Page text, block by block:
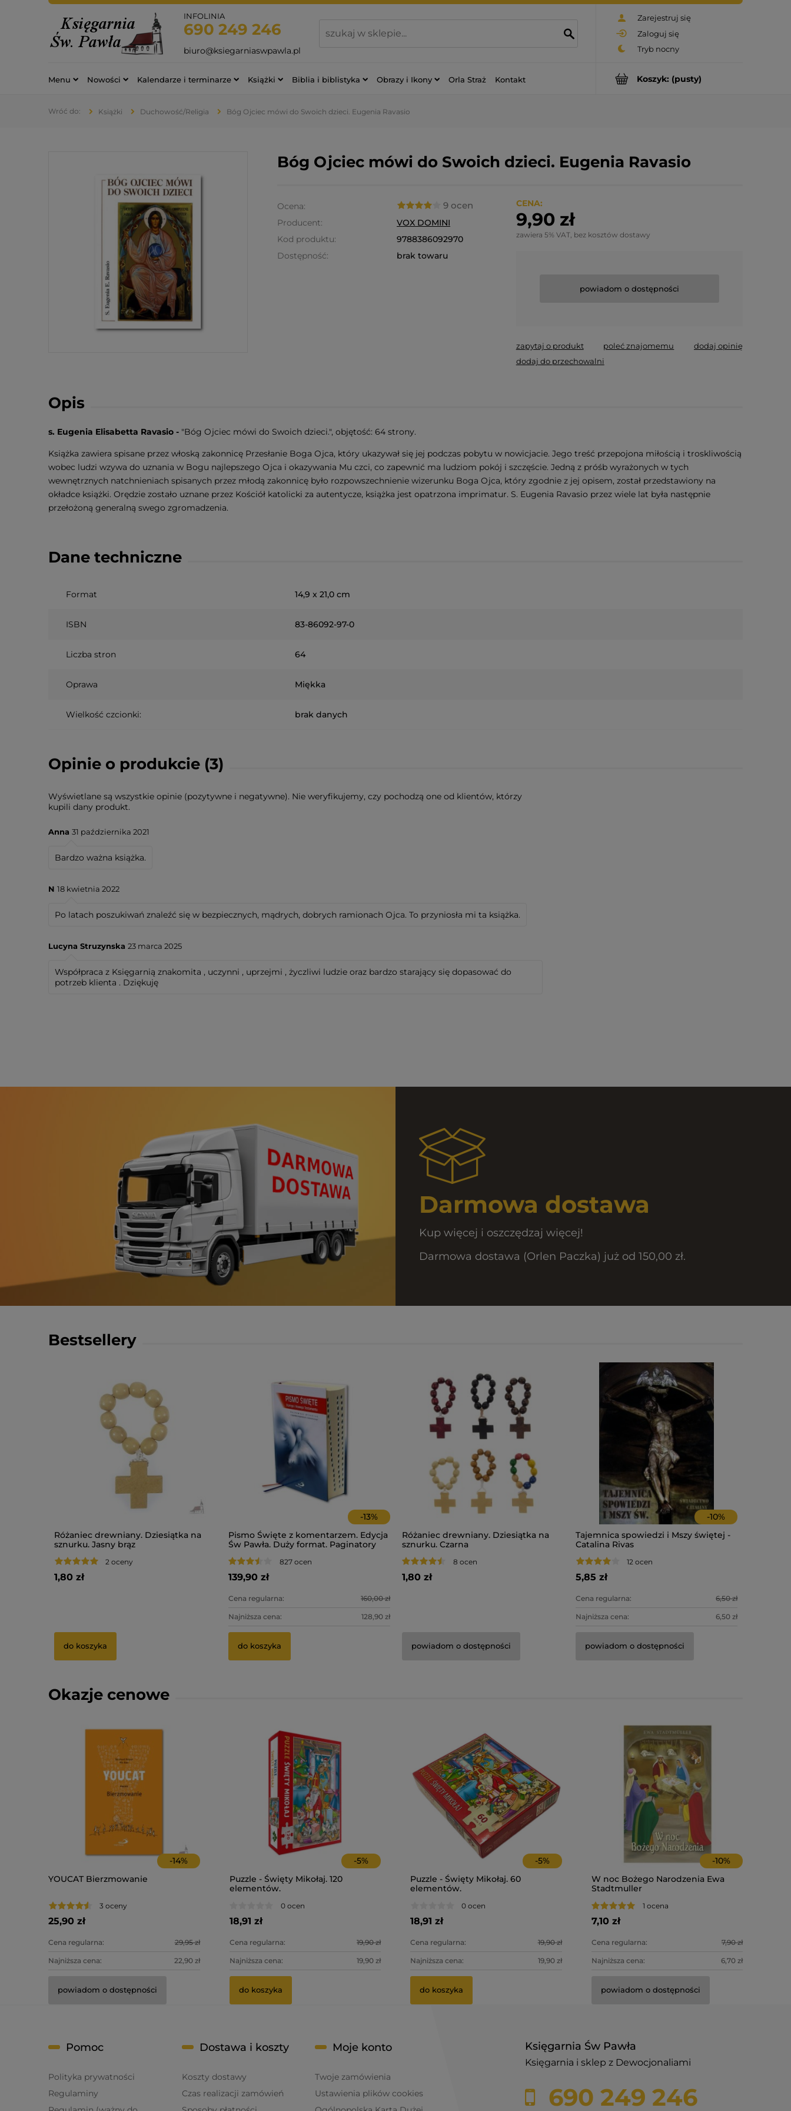
Zarejestruj się
Zaloguj się
INFOLINIA
690 249 246
biuro@ksiegarniaswpawla.pl
Koszyk: (pusty)
Menu Nowości Kalendarze i terminarze Książki Biblia i biblistyka Obrazy i Ikony Orla Straż Kontakt
Książki Duchowość/Religia Bóg Ojciec mówi do Swoich dzieci. Eugenia Ravasio
Bóg Ojciec mówi do Swoich dzieci. Eugenia Ravasio
Ocena: 9 ocen
Producent:
VOX DOMINI
Kod produktu:
9788386092970
Dostępność:
brak towaru
CENA:
9,90 zł
zawiera 5% VAT, bez kosztów dostawy
powiadom o dostępności
zapytaj o produkt poleć znajomemu
dodaj opinię
dodaj do przechowalni
Opis
s. Eugenia Elisabetta Ravasio - "Bóg Ojciec mówi do Swoich dzieci.", objętość: 64 strony.
Książka zawiera spisane przez włoską zakonnicę Przesłanie Boga Ojca, który ukazywał się jej podczas pobytu w nowicjacie. Jego treść przepojona miłością i troskliwością
wobec ludzi wzywa do uznania w Bogu najlepszego Ojca i okazywania Mu czci, co zapewnić ma ludziom pokój i szczęście. Jedną z próśb wyrażonych w tych
wewnętrznych natchnieniach spisanych przez młodą zakonnicę było rozpowszechnienie wizerunku Boga Ojca, który zgodnie z jej opisem, został przedstawiony na
okładce książki. Orędzie zostało uznane przez Kościół katolicki za autentycze, książka jest opatrzona imprimatur. S. Eugenia Ravasio przez wiele lat była następnie
przełożoną generalną swego zgromadzenia.
Dane techniczne
Format 14,9 x 21,0 cm
ISBN 83-86092-97-0
Liczba stron 64
Oprawa Miękka
Wielkość czcionki: brak danych
Opinie o produkcie (3)
Wyświetlane są wszystkie opinie (pozytywne i negatywne). Nie weryfikujemy, czy pochodzą one od klientów, którzy
kupili dany produkt.
Anna 31 października 2021
Bardzo ważna książka.
N 18 kwietnia 2022
Po latach poszukiwań znaleźć się w bezpiecznych, mądrych, dobrych ramionach Ojca. To przyniosła mi ta książka.
Lucyna Struzynska 23 marca 2025
Współpraca z Księgarnią znakomita , uczynni , uprzejmi , życzliwi ludzie oraz bardzo starający się dopasować do
potrzeb klienta . Dziękuję
Darmowa dostawa
Kup więcej i oszczędzaj więcej!
Darmowa dostawa (Orlen Paczka) już od 150,00 zł.
Bestsellery
Różaniec drewniany. Dziesiątka na
sznurku. Jasny brąz
2 oceny
1,80 zł
do koszyka
-13%
Pismo Święte z komentarzem. Edycja
Św Pawła. Duży format. Paginatory
827 ocen
139,90 zł
Cena regularna: 160,00 zł
Najniższa cena: 128,90 zł
do koszyka
Różaniec drewniany. Dziesiątka na
sznurku. Czarna
8 ocen
1,80 zł
powiadom o dostępności
-10%
Tajemnica spowiedzi i Mszy świętej -
Catalina Rivas
12 ocen
5,85 zł
Cena regularna: 6,50 zł
Najniższa cena: 6,50 zł
powiadom o dostępności
Okazje cenowe
-14%
YOUCAT Bierzmowanie
3 oceny
25,90 zł
Cena regularna: 29,95 zł
Najniższa cena: 22,90 zł
powiadom o dostępności
-5%
Puzzle - Święty Mikołaj. 120
elementów.
0 ocen
18,91 zł
Cena regularna: 19,90 zł
Najniższa cena: 19,90 zł
do koszyka
-5%
Puzzle - Święty Mikołaj. 60
elementów.
0 ocen
18,91 zł
Cena regularna: 19,90 zł
Najniższa cena: 19,90 zł
do koszyka
-10%
W noc Bożego Narodzenia Ewa
Stadtmuller
1 ocena
7,10 zł
Cena regularna: 7,90 zł
Najniższa cena: 6,70 zł
powiadom o dostępności
Księgarnia Św Pawła
Księgarnia i sklep z Dewocjonaliami
690 249 246
Pomoc
Polityka prywatności
Regulaminy
Dostawa i koszty
Koszty dostawy
Czas realizacji zamówień
Moje konto
Twoje zamówienia
Ustawienia plików cookies